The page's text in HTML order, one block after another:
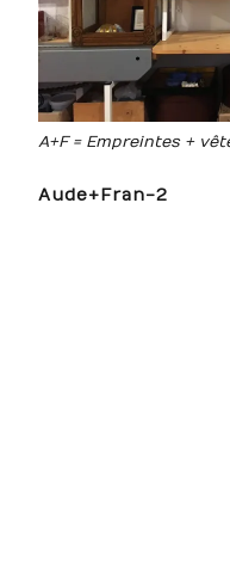
A+F = Empreintes +
Aude+Fran-2